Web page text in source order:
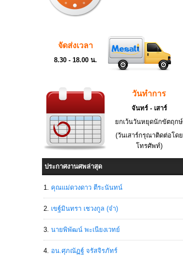
จัดส่งเวลา
8.30 - 18.00 น.
วันทำการ
จันทร์ - เสาร์
ยกเว้นวันหยุดนักขัตฤกษ์
(วันเสาร์กรุณาติดต่อโดย
โทรศัพท์)
ประกาศงานศพล่าสุด
คุณแม่ดวงดาว ตีระนันทน์
เขฐ์มินทรา เชวงกูล (จ๋า)
นายพิพัฒน์ พะเนียงเวทย์
อน.ศุภณัฏฐ์ จรัสจิรภัทร์